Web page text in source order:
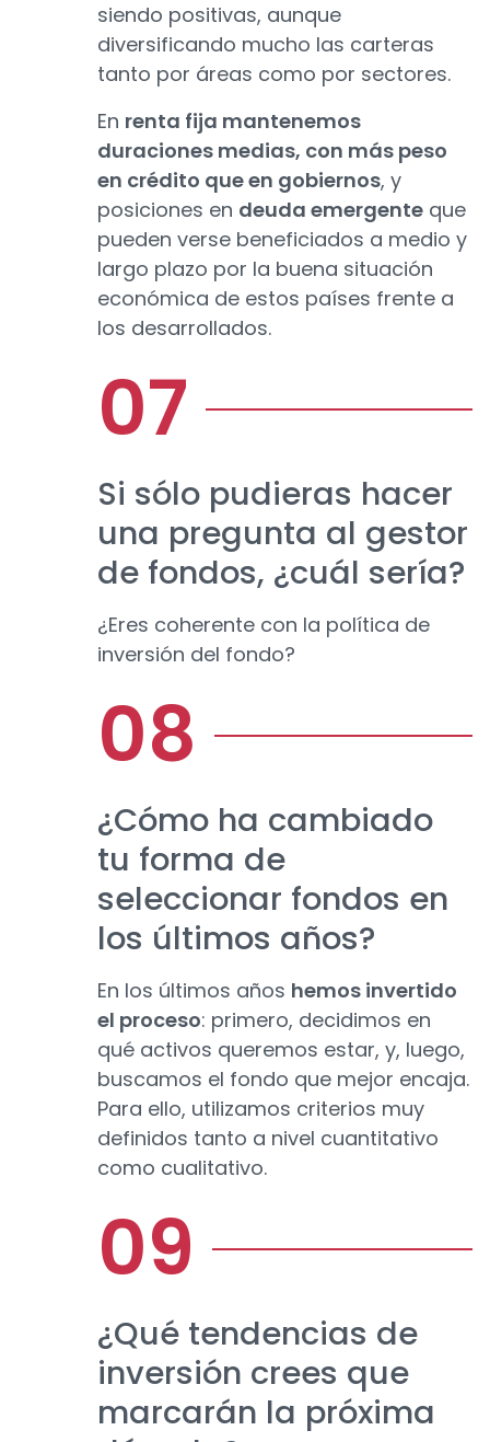
siendo positivas, aunque
diversificando mucho las carteras
tanto por áreas como por sectores.
En renta fija mantenemos
duraciones medias, con más peso
en crédito que en gobiernos, y
posiciones en deuda emergente que
pueden verse beneficiados a medio y
largo plazo por la buena situación
económica de estos países frente a
los desarrollados.
Si sólo pudieras hacer
una pregunta al gestor
de fondos, ¿cuál sería?
¿Eres coherente con la política de
inversión del fondo?
¿Cómo ha cambiado
tu forma de
seleccionar fondos en
los últimos años?
En los últimos años hemos invertido
el proceso: primero, decidimos en
qué activos queremos estar, y, luego,
buscamos el fondo que mejor encaja.
Para ello, utilizamos criterios muy
definidos tanto a nivel cuantitativo
como cualitativo.
¿Qué tendencias de
inversión crees que
marcarán la próxima